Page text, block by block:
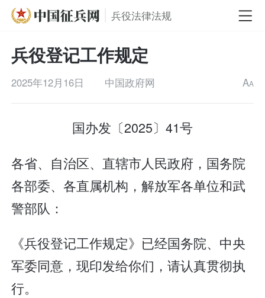
兵役法律法规
兵役登记工作规定
2025年12月16日 中国政府网 AA
国办发〔2025〕41号
各省、自治区、直辖市人民政府，国务院
各部委、各直属机构，解放军各单位和武
警部队：
《兵役登记工作规定》已经国务院、中央
军委同意，现印发给你们，请认真贯彻执
行。